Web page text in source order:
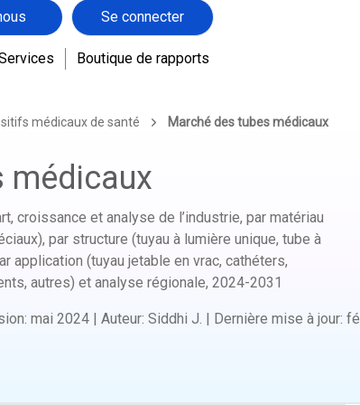
Se connecter
Boutique de rapports
médicaux de santé Marché des tubes médicaux
médicaux
croissance et analyse de l’industrie, par matériau
par structure (tuyau à lumière unique, tube à
application (tuyau jetable en vrac, cathéters,
autres) et analyse régionale, 2024-2031
: mai 2024 | Auteur: Siddhi J. | Dernière mise à jour: